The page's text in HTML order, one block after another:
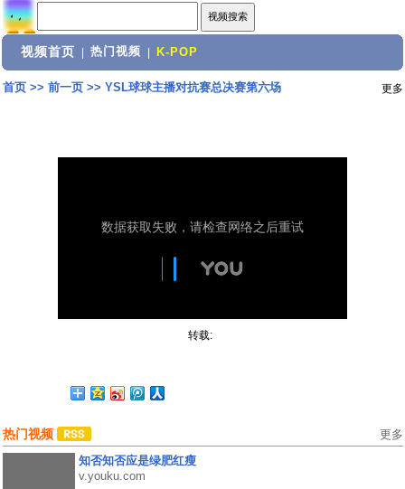
视频首页 热门视频 K-POP
首页>> 前一页>> YSL球球主播对抗赛总决赛第六场 更多
转载:
热门视频 更多
知否知否应是绿肥红瘦
v.youku.com